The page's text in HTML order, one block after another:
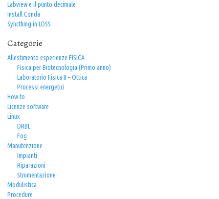
Labview e il punto decimale
Install Conda
Syncthing in LDSS
Categorie
Allestimento esperienze FISICA
Fisica per Biotecnologia (Primo anno)
Laboratorio Fisica II – Ottica
Processi energetici
How to
Licenze software
Linux
DRBL
Fog
Manutenzione
Impianti
Riparazioni
Strumentazione
Modulistica
Procedure